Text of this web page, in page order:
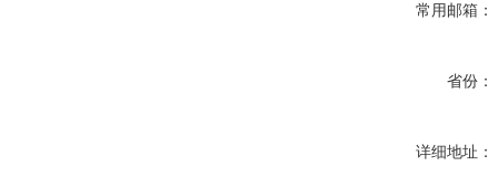
常用邮箱：
省份：
详细地址：